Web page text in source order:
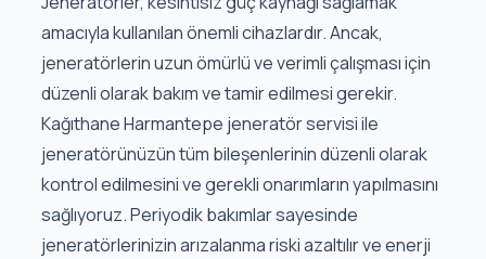
amacıyla kullanılan önemli cihazlardır. Ancak,
jeneratörlerin uzun ömürlü ve verimli çalışması için
düzenli olarak bakım ve tamir edilmesi gerekir.
Kağıthane Harmantepe jeneratör servisi ile
jeneratörünüzün tüm bileşenlerinin düzenli olarak
kontrol edilmesini ve gerekli onarımların yapılmasını
sağlıyoruz. Periyodik bakımlar sayesinde
jeneratörlerinizin arızalanma riski azaltılır ve enerji